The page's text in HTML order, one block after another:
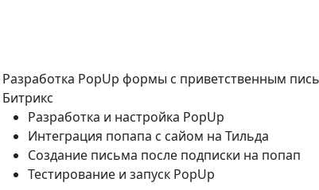
Разработка PopUp формы с приветственным
Битрикс
Разработка и настройка PopUp
Интеграция попапа с сайом на Тильда
Создание письма после подписки на попап
Тестирование и запуск PopUp